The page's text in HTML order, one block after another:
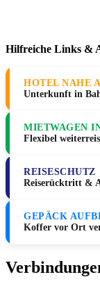
Hilfreiche Links &
HOTEL NAHE
Unterkunft in
MIETWAGEN
Flexibel
REISESCHUTZ
Reiserücktritt &
GEPÄCK
Koffer vor Ort